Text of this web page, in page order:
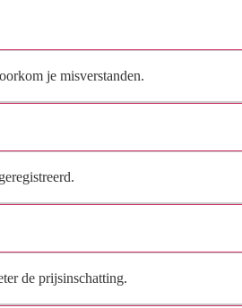
je misverstanden.
de prijsinschatting.